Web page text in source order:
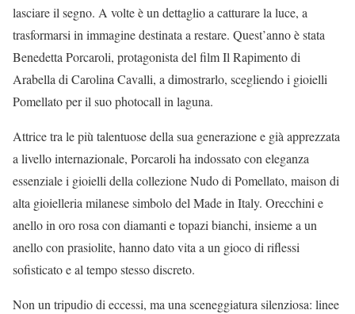
lasciare il segno. A volte è un dettaglio a catturare la luce, a
trasformarsi in immagine destinata a restare. Quest’anno è stata
Benedetta Porcaroli, protagonista del film Il Rapimento di
Arabella di Carolina Cavalli, a dimostrarlo, scegliendo i gioielli
Pomellato per il suo photocall in laguna.
Attrice tra le più talentuose della sua generazione e già apprezzata
a livello internazionale, Porcaroli ha indossato con eleganza
essenziale i gioielli della collezione Nudo di Pomellato, maison di
alta gioielleria milanese simbolo del Made in Italy. Orecchini e
anello in oro rosa con diamanti e topazi bianchi, insieme a un
anello con prasiolite, hanno dato vita a un gioco di riflessi
sofisticato e al tempo stesso discreto.
Non un tripudio di eccessi, ma una sceneggiatura silenziosa: linee